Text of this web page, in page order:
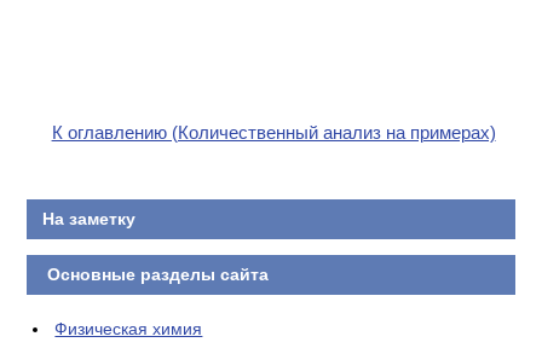
К оглавлению (Количественный анализ на примерах)
На заметку
Основные разделы сайта
Физическая химия